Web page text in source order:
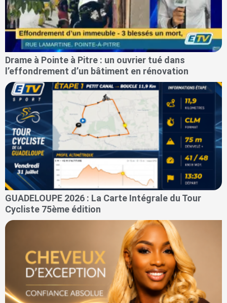
Drame à Pointe à Pitre : un ouvrier tué dans
l’effondrement d’un bâtiment en rénovation
GUADELOUPE 2026 : La Carte Intégrale du Tour
Cycliste 75ème édition